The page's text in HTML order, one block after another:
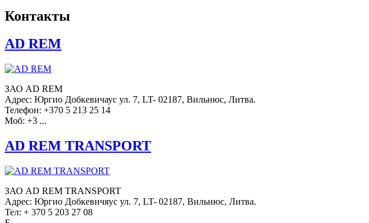
Контакты
AD REM
ЗАО AD REM
Адрес: Юргио Добкевичаус ул. 7, LT- 02187, Вильнюс, Литва.
Телефон: +370 5 213 25 14
Моб: +3 ...
AD REM TRANSPORT
ЗАО AD REM TRANSPORT
Адрес: Юргио Добкевичяус ул. 7, LT- 02187, Вильнюс, Литва.
Тел: + 370 5 203 27 08